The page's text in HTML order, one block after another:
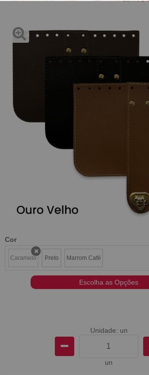
Cor
Caramelo
x Preto Marrom Café
Escolha as Opções
Unidade: un
un